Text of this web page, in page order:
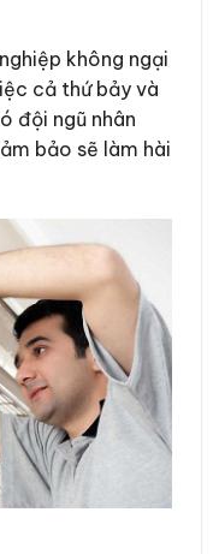
không ngại
cả thứ bảy và
đội ngũ nhân
bảo sẽ làm hài